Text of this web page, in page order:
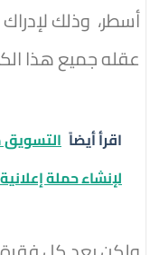
أسطر، وذلك
عقله جميع هذا
اقرأ أيضاً التسويق
لإنشاء حملة